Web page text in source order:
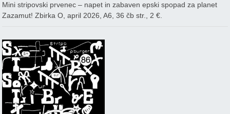
Mini stripovski prvenec – napet in zabaven epski spopad za planet
Zazamut! Zbirka O, april 2026, A6, 36 čb str., 2 €.